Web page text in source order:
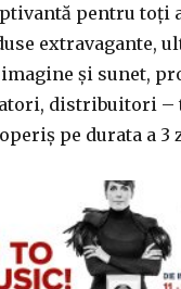
pentru toți
extravagante,
și sunet,
distribuitori –
pe durata a 3